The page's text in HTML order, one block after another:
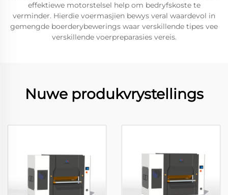
effektiewe motorstelsel help om bedryfskoste te
verminder. Hierdie voermasjien bewys veral waardevol in
gemengde boerderybewerings waar verskillende tipes vee
verskillende voerpreparasies vereis.
Nuwe produkvrystellings